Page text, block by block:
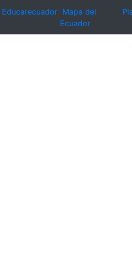
Educarecuador Mapa del
Ecuador